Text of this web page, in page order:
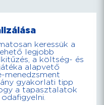
keressük a
legjobb
a költség- és
alapvető
menedzsment
gyakorlati tipp
a tapasztalatok